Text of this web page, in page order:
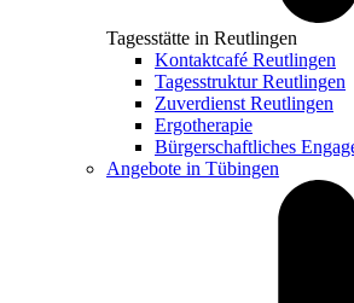
Tagesstätte in Reutlingen
Kontaktcafé Reutlingen
Tagesstruktur Reutlingen
Zuverdienst Reutlingen
Ergotherapie
Bürgerschaftliches
Angebote in Tübingen